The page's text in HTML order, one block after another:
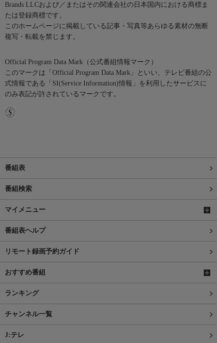
Brands LLCおよび／またはその関連会社の日本国内における商標ま
たは登録商標です。
このホームページに掲載している記事・写真等あらゆる素材の無断
複写・転載を禁じます。
Official Program Data Mark（公式番組情報マーク）
このマークは「Official Program Data Mark」といい、テレビ番組の公
式情報である「SI(Service Information)情報」を利用したサービスに
のみ表記が許されているマークです。
番組表
番組検索
マイメニュー
番組表ヘルプ
リモート録画予約ガイド
おすすめ番組
ランキング
チャンネル一覧
J:テレ